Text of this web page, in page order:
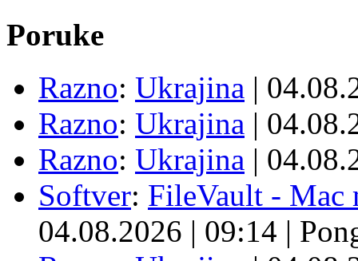
Poruke
Razno: Ukrajina |
Razno: Ukrajina |
Razno: Ukrajina |
Softver: FileVault - Mac
04.08.2026 | 09:14 |